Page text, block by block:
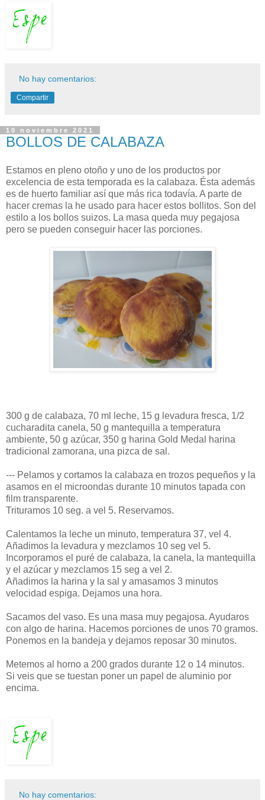
No hay comentarios:
Compartir
10 noviembre 2021
BOLLOS DE CALABAZA
Estamos en pleno otoño y uno de los productos por
excelencia de esta temporada es la calabaza. Ésta además
es de huerto familiar así que más rica todavía. A parte de
hacer cremas la he usado para hacer estos bollitos. Son del
estilo a los bollos suizos. La masa queda muy pegajosa
pero se pueden conseguir hacer las porciones.
300 g de calabaza, 70 ml leche, 15 g levadura fresca, 1/2
cucharadita canela, 50 g mantequilla a temperatura
ambiente, 50 g azúcar, 350 g harina Gold Medal harina
tradicional zamorana, una pizca de sal.
--- Pelamos y cortamos la calabaza en trozos pequeños y la
asamos en el microondas durante 10 minutos tapada con
film transparente.
Trituramos 10 seg. a vel 5. Reservamos.
Calentamos la leche un minuto, temperatura 37, vel 4.
Añadimos la levadura y mezclamos 10 seg vel 5.
Incorporamos el puré de calabaza, la canela, la mantequilla
y el azúcar y mezclamos 15 seg a vel 2.
Añadimos la harina y la sal y amasamos 3 minutos
velocidad espiga. Dejamos una hora.
Sacamos del vaso. Es una masa muy pegajosa. Ayudaros
con algo de harina. Hacemos porciones de unos 70 gramos.
Ponemos en la bandeja y dejamos reposar 30 minutos.
Metemos al horno a 200 grados durante 12 o 14 minutos.
Si veis que se tuestan poner un papel de aluminio por
encima.
No hay comentarios: